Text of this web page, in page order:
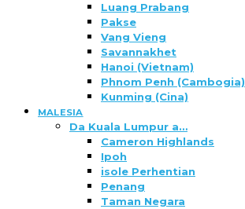
Luang Prabang
Pakse
Vang Vieng
Savannakhet
Hanoi (Vietnam)
Phnom Penh (Cambogia)
Kunming (Cina)
MALESIA
Da Kuala Lumpur a…
Cameron Highlands
Ipoh
isole Perhentian
Penang
Taman Negara